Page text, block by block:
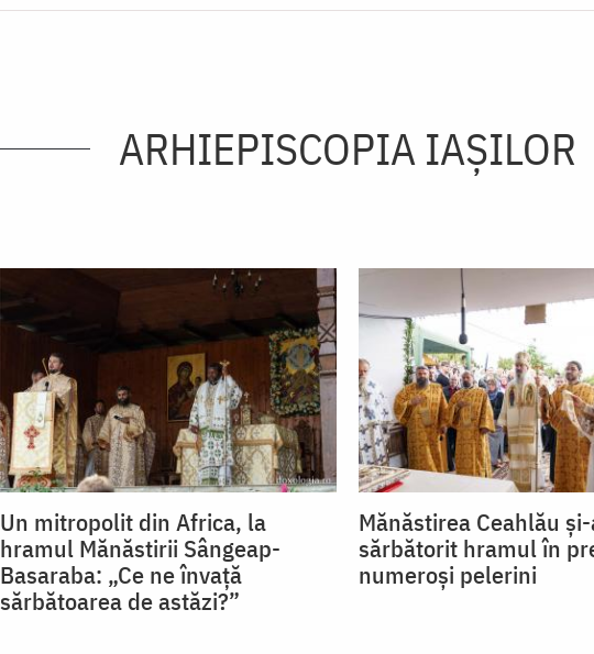
ARHIEPISCOPIA IAŞILOR
Un mitropolit din Africa, la
hramul Mănăstirii Sângeap-
Basaraba: „Ce ne învață
sărbătoarea de astăzi?”
Mănăstirea Ceahlău
sărbătorit hramul în
numeroși pelerini